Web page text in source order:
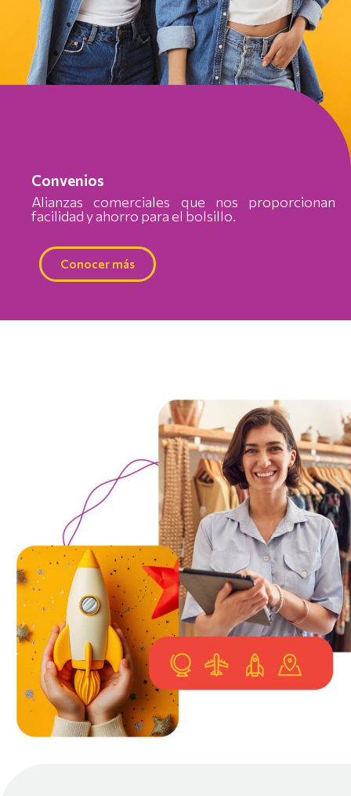
Convenios
Alianzas comerciales que nos proporcionan
facilidad y ahorro para el bolsillo.
Conocer más